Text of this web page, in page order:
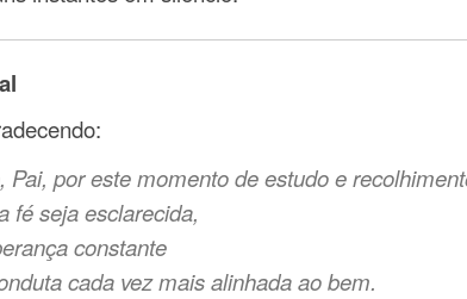
Pai, por este momento de estudo e
fé seja esclarecida,
constante
cada vez mais alinhada ao bem.